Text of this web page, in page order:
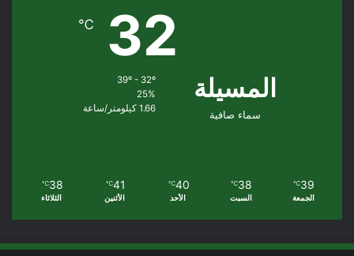
المسيلة
سماء صافية
32
℃
39º - 32º
25%
1.66 كيلومتر/ساعة
39
℃
الجمعة
38
℃
السبت
40
℃
الأحد
41
℃
الأثنين
38
℃
الثلاثاء